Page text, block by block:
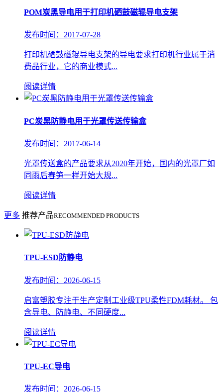
POM炭黑导电用于打印机硒鼓磁辊导电支架
发布时间：2017-07-28
打印机硒鼓磁辊导电支架的导电要求打印机行业属于消
费品行业，它的商业模式...
阅读详情
PC炭黑防静电用于光罩传送传输盒
发布时间：2017-06-14
光罩传送盒的产品要求从2020年开始，国内的光罩厂如
同雨后春笋一样开始大规...
阅读详情
更多 推荐产品RECOMMENDED PRODUCTS
TPU-ESD防静电
发布时间：2026-06-15
启富塑胶专注于生产定制工业级TPU柔性FDM耗材。 包
含导电、防静电、不同硬度...
阅读详情
TPU-EC导电
发布时间：2026-06-15